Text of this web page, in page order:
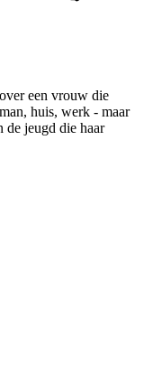
een vrouw die
huis, werk - maar
de jeugd die haar